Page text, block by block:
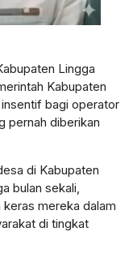
Lingga
Kabupaten
bagi operator
pernah diberikan
di Kabupaten
bulan sekali,
mereka dalam
di tingkat